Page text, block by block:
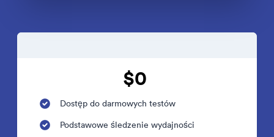
$0
Dostęp do darmowych testów
Podstawowe śledzenie wydajności